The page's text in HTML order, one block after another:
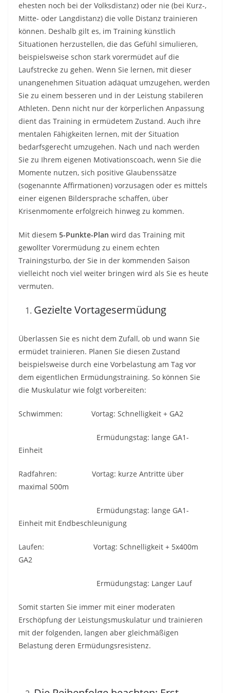
ehesten noch bei der Volksdistanz) oder nie (bei Kurz-,
Mitte- oder Langdistanz) die volle Distanz trainieren
können. Deshalb gilt es, im Training künstlich
Situationen herzustellen, die das Gefühl simulieren,
beispielsweise schon stark vorermüdet auf die
Laufstrecke zu gehen. Wenn Sie lernen, mit dieser
unangenehmen Situation adäquat umzugehen, werden
Sie zu einem besseren und in der Leistung stabileren
Athleten. Denn nicht nur der körperlichen Anpassung
dient das Training in ermüdetem Zustand. Auch ihre
mentalen Fähigkeiten lernen, mit der Situation
bedarfsgerecht umzugehen. Nach und nach werden
Sie zu Ihrem eigenen Motivationscoach, wenn Sie die
Momente nutzen, sich positive Glaubenssätze
(sogenannte Affirmationen) vorzusagen oder es mittels
einer eigenen Bildersprache schaffen, über
Krisenmomente erfolgreich hinweg zu kommen.
Mit diesem 5-Punkte-Plan wird das Training mit
gewollter Vorermüdung zu einem echten
Trainingsturbo, der Sie in der kommenden Saison
vielleicht noch viel weiter bringen wird als Sie es heute
vermuten.
Gezielte Vortagesermüdung
Überlassen Sie es nicht dem Zufall, ob und wann Sie
ermüdet trainieren. Planen Sie diesen Zustand
beispielsweise durch eine Vorbelastung am Tag vor
dem eigentlichen Ermüdungstraining. So können Sie
die Muskulatur wie folgt vorbereiten:
Schwimmen: Vortag: Schnelligkeit + GA2
Ermüdungstag: lange GA1-
Einheit
Radfahren: Vortag: kurze Antritte über
maximal 500m
Ermüdungstag: lange GA1-
Einheit mit Endbeschleunigung
Laufen: Vortag: Schnelligkeit + 5x400m
GA2
Ermüdungstag: Langer Lauf
Somit starten Sie immer mit einer moderaten
Erschöpfung der Leistungsmuskulatur und trainieren
mit der folgenden, langen aber gleichmäßigen
Belastung deren Ermüdungsresistenz.